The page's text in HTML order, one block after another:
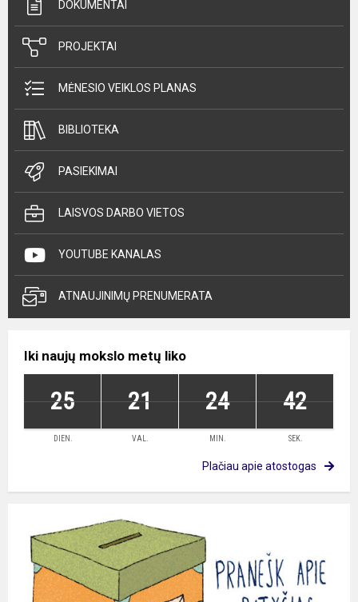
DOKUMENTAI
PROJEKTAI
MĖNESIO VEIKLOS PLANAS
BIBLIOTEKA
PASIEKIMAI
LAISVOS DARBO VIETOS
YOUTUBE KANALAS
ATNAUJINIMŲ PRENUMERATA
Iki naujų mokslo metų liko
25 21 24 42
DIEN. VAL. MIN. SEK.
Plačiau apie atostogas